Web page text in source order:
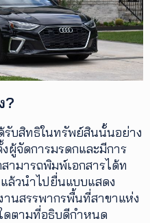
?
รับสิทธิในทรัพย์สินนั้นอย่าง
ผู้จัดการมรดกและมีการ
ามารถพิมพ์เอกสารได้ท
ล้วนำไปยื่นแบบแสดง
นสรรพากรพื้นที่สาขาแห่ง
ตามที่อธิบดีกำหนด